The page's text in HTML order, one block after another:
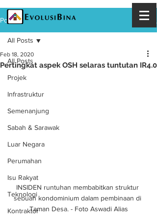
Post
All Posts
Projek
Infrastruktur
Semenanjung
Sabah & Sarawak
Luar Negara
Perumahan
Isu Rakyat
Teknologi
Kontraktor
All Posts
Pertingkat aspek OSH selaras tuntutan IR4.0
Feb 18, 2020
INSIDEN runtuhan membabitkan struktur
sebuah kondominium dalam pembinaan di
Taman Desa. - Foto Aswadi Alias